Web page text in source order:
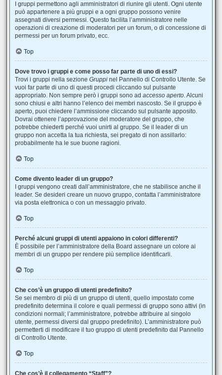
I gruppi permettono agli amministratori di riunire gli utenti. Ogni utente
può appartenere a più gruppi e a ogni gruppo possono venire
assegnati diversi permessi. Questo facilita l’amministratore nelle
operazioni di creazione di moderatori per un forum, o di concessione di
permessi per un forum privato, ecc.
Top
Dove trovo i gruppi e come posso far parte di uno di essi?
Trovi i gruppi nella sezione Gruppi nel Pannello di Controllo Utente. Se
vuoi far parte di uno di questi procedi cliccando sul pulsante
appropriato. Non sempre però i gruppi sono ad accesso aperto. Alcuni
sono chiusi e altri hanno l’elenco dei membri nascosto. Se il gruppo è
aperto, puoi chiedere l’ammissione cliccando sul pulsante apposito.
Dovrai ottenere l’approvazione del moderatore del gruppo, che
potrebbe chiederti perché vuoi unirti al gruppo. Se il leader di un
gruppo non accetta la tua richiesta, sei pregato di non assillarlo:
probabilmente ha le sue buone ragioni.
Top
Come divento leader di un gruppo?
I gruppi vengono creati dall’amministratore, che ne stabilisce anche il
leader. Se desideri creare un nuovo gruppo, contatta l’amministratore
via posta elettronica o con un messaggio privato.
Top
Perché alcuni gruppi di utenti appaiono in colori differenti?
È possibile per l’amministratore della Board assegnare un colore ai
membri di un gruppo per rendere più semplice identificarli.
Top
Che cos’è un gruppo di utenti predefinito?
Se sei membro di più di un gruppo di utenti, quello impostato come
predefinito determina il colore e quali permessi di gruppo sono attivi (in
condizioni normali; l’amministratore, potrebbe attribuire al singolo
utente, permessi diversi dal gruppo predefinito). L’amministratore può
permetterti di modificare il tuo gruppo di utenti predefinito dal Pannello
di Controllo Utente.
Top
Che cos’è il collegamento “Staff”?